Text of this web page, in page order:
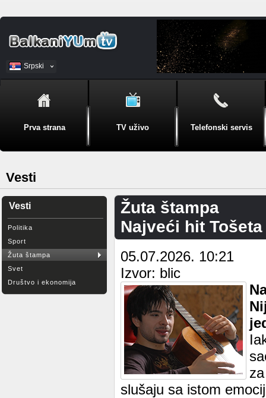
Srpski
BiH
Prva strana TV uživo Telefonski servis
Vesti
Vesti
Politika
Sport
Žuta štampa
Svet
Društvo i ekonomija
Žuta štampa
Najveći hit
05.07.2026. 10:21
Izvor: blic
slušaju sa istom